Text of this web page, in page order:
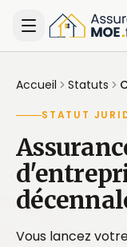
Accueil Statuts
STATUT
Vous lancez